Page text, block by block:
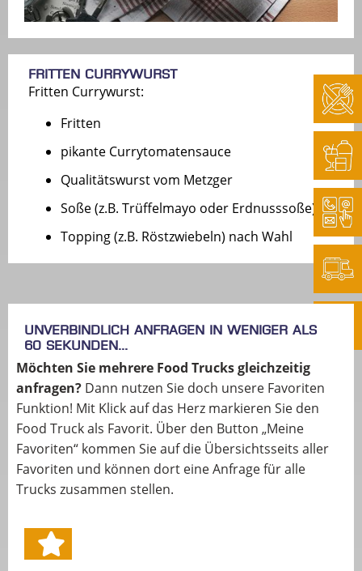
Fritten Currywurst
Fritten Currywurst:
Fritten
pikante Currytomatensauce
Qualitätswurst vom Metzger
Soße (z.B. Trüffelmayo oder Erdnusssoße)
Topping (z.B. Röstzwiebeln) nach Wahl
Unverbindlich anfragen in weniger als
60 Sekunden...
Möchten Sie mehrere Food Trucks gleichzeitig
anfragen? Dann nutzen Sie doch unsere Favoriten
Funktion! Mit Klick auf das Herz markieren Sie den
Food Truck als Favorit. Über den Button „Meine
Favoriten“ kommen Sie auf die Übersichtsseits aller
Favoriten und können dort eine Anfrage für alle
Trucks zusammen stellen.